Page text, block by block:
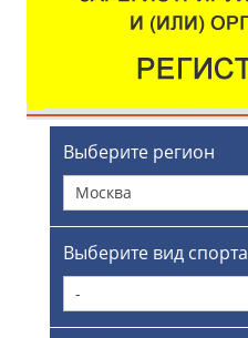
Выберите регион
Москва
Выберите вид спорта
-